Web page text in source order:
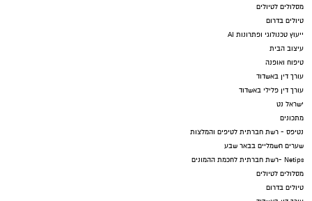
מסלולים לטיולים
טיולים בדרום
ייעוץ טכנולוגי ופתרונות AI
עיצוב הבית
טיפוח ואופנה
עורך דין באשדוד
עורך דין פלילי באשדוד
ישראל נט
מתכונים
נטיפס - רשת חברתית לטיפים והמלצות
שערים חשמליים בבאר שבע
Netips -רשת חברתית לחכמת ההמונים
מסלולים לטיולים
טיולים בדרום